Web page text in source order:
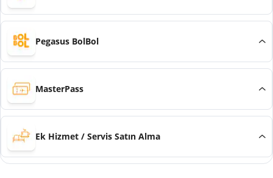
Pegasus BolBol
MasterPass
Ek Hizmet / Servis Satın Alma